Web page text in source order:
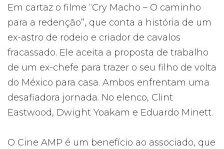
Em cartaz o filme “Cry Macho – O caminho
para a redenção”, que conta a história de um
ex-astro de rodeio e criador de cavalos
fracassado. Ele aceita a proposta de trabalho
de um ex-chefe para trazer o seu filho de volta
do México para casa. Ambos enfrentam uma
desafiadora jornada. No elenco, Clint
Eastwood, Dwight Yoakam e Eduardo Minett.
O Cine AMP é um benefício ao associado, que